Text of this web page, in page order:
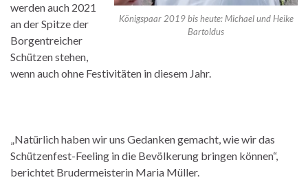
Königspaar 2019 bis heute: Michael und Heike
Bartoldus
werden auch 2021
an der Spitze der
Borgentreicher
Schützen stehen,
wenn auch ohne Festivitäten in diesem Jahr.
„Natürlich haben wir uns Gedanken gemacht, wie wir das
Schützenfest-Feeling in die Bevölkerung bringen können“,
berichtet Brudermeisterin Maria Müller.